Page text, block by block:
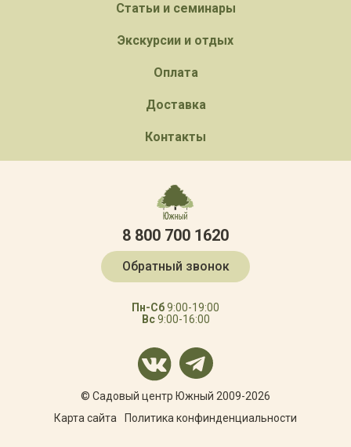
Статьи и семинары
Экскурсии и отдых
Оплата
Доставка
Контакты
8 800 700 1620
Обратный звонок
Пн-Сб9:00-19:00
Вс9:00-16:00
© Садовый центр Южный 2009-2026
Карта сайта
Политика конфинденциальности